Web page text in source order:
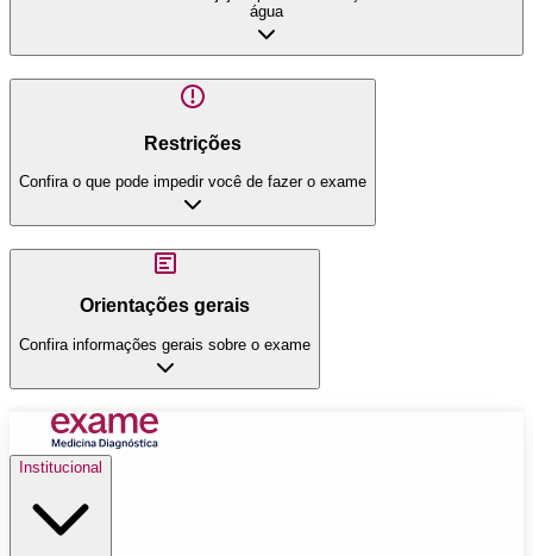
água
Restrições
Confira o que pode impedir você de fazer o exame
Orientações gerais
Confira informações gerais sobre o exame
Institucional